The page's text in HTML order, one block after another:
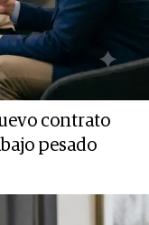
contrato
pesado